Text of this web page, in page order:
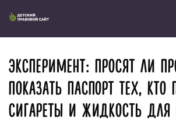
ЭКСПЕРИМЕНТ: ПРОСЯТ ЛИ
ПОКАЗАТЬ ПАСПОРТ ТЕХ, КТО
СИГАРЕТЫ И ЖИДКОСТЬ ДЛЯ